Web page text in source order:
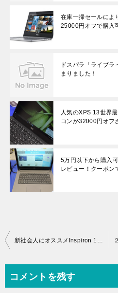
在庫一掃セールによ
25000円オフで購入
ドスパラ「ライブ
まりました！
人気のXPS 13世界
コンが32000円オフ
5万円以下から購入
レビュー！クーポン
投
ビ
新社会人にオススメInspiron 14 7000シリーズノートＰＣ「Office Personal」が無料でついてくるのは４月２４日までの限定です。
コメントを残す